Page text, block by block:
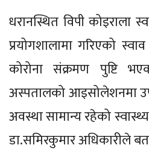
धरानस्थित विपी कोइराला
प्रयोगशालामा गरिएको
कोरोना संक्रमण पुष्टि
अस्पतालको आइसोलेशनमा
अवस्था सामान्य रहेको
डा.समिरकुमार अधिकारीले